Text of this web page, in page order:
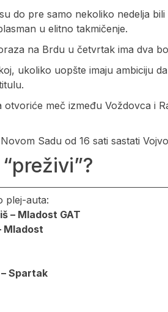
do pre samo nekoliko nedelja
u elitno takmičenje.
na Brdu u četvrtak ima dva
ukoliko uopšte imaju ambiciju
meč između Voždovca i
Sadu od 16 sati sastati
plej-auta:
– Mladost GAT
Mladost
Spartak